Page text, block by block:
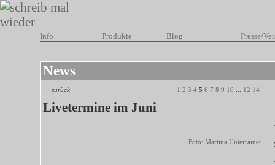
Info Produkte Blog Presse/
News
zurück 1 2 3 4 5 6 7 8 9 10 12 14
Livetermine im Juni
Foto: Martina Unterrainer